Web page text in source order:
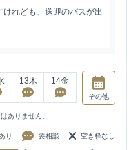
れども、送迎のバスが出
13木 14金
その他
ありません。
り 要相談 空き枠なし